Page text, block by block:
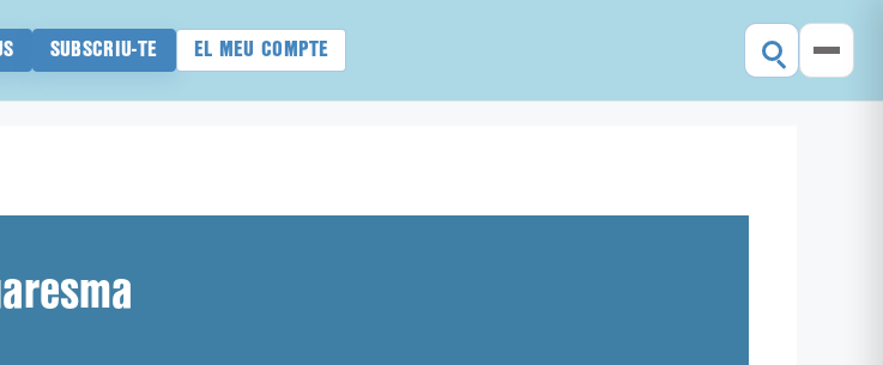
SUBSCRIU-TE EL MEU COMPTE